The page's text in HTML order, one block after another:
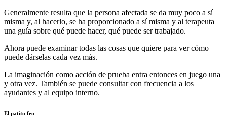
Generalmente resulta que la persona afectada se da muy poco a sí
misma y, al hacerlo, se ha proporcionado a sí misma y al terapeuta
una guía sobre qué puede hacer, qué puede ser trabajado.
Ahora puede examinar todas las cosas que quiere para ver cómo
puede dárselas cada vez más.
La imaginación como acción de prueba entra entonces en juego una
y otra vez. También se puede consultar con frecuencia a los
ayudantes y al equipo interno.
El patito feo